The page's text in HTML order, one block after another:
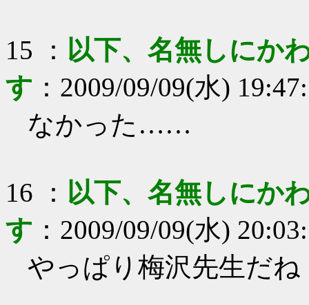
15 ： 以下、名無しにか
す ： 2009/09/09(水)
なかった……
16 ： 以下、名無しにか
す ： 2009/09/09(水)
やっぱり梅沢先生だね